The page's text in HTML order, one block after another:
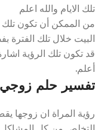
تلك الايام والله اعلم
من الممكن أن تكون تلك
البيت خلال تلك الفترة
قد تكون تلك الرؤية
أعلم.
تفسير حلم
رؤية المراة ان زوجها